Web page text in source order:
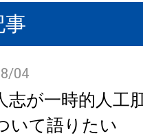
事
04
志が一時的人工
いて語りたい